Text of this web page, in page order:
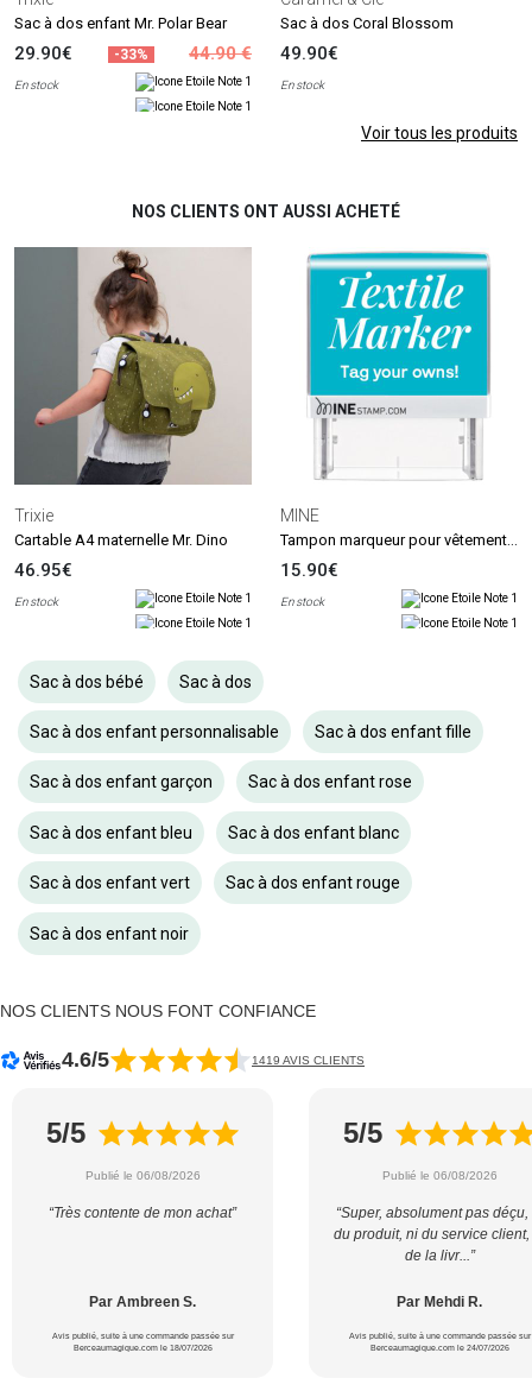
Sac à dos enfant Mr. Polar Bear
29.90€ -33% 44.90 €
En stock
Sac à dos Coral Blossom
49.90€
En stock
Voir tous les produits
NOS CLIENTS ONT AUSSI ACHETÉ
Trixie
Cartable A4 maternelle Mr. Dino
46.95€
En stock
MINE
15.90€
En stock
Sac à dos bébé Sac à dos
Sac à dos enfant personnalisable Sac à dos enfant fille
Sac à dos enfant garçon Sac à dos enfant rose
Sac à dos enfant bleu Sac à dos enfant blanc
Sac à dos enfant vert Sac à dos enfant rouge
Sac à dos enfant noir
NOS CLIENTS NOUS FONT CONFIANCE
4.6/5 1419 AVIS CLIENTS
5/5
Publié le 06/08/2026
“Très contente de mon achat”
Par Ambreen S.
Avis publié, suite à une commande passée sur
Berceaumagique.com le 18/07/2026
5/5
Publié le 06/08/2026
“Super, absolument pas déçu,
du produit, ni du service
de la livr...”
Par Mehdi R.
Avis publié, suite à une commande passée sur
Berceaumagique.com le 24/07/2026